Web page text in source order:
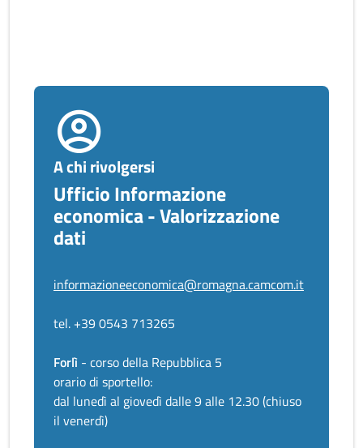
A chi rivolgersi
Ufficio Informazione
economica - Valorizzazione
dati
informazioneeconomica@romagna.camcom.it
tel. +39 0543 713265
Forlì - corso della Repubblica 5
orario di sportello:
dal lunedì al giovedì dalle 9 alle 12.30 (chiuso
il venerdì)